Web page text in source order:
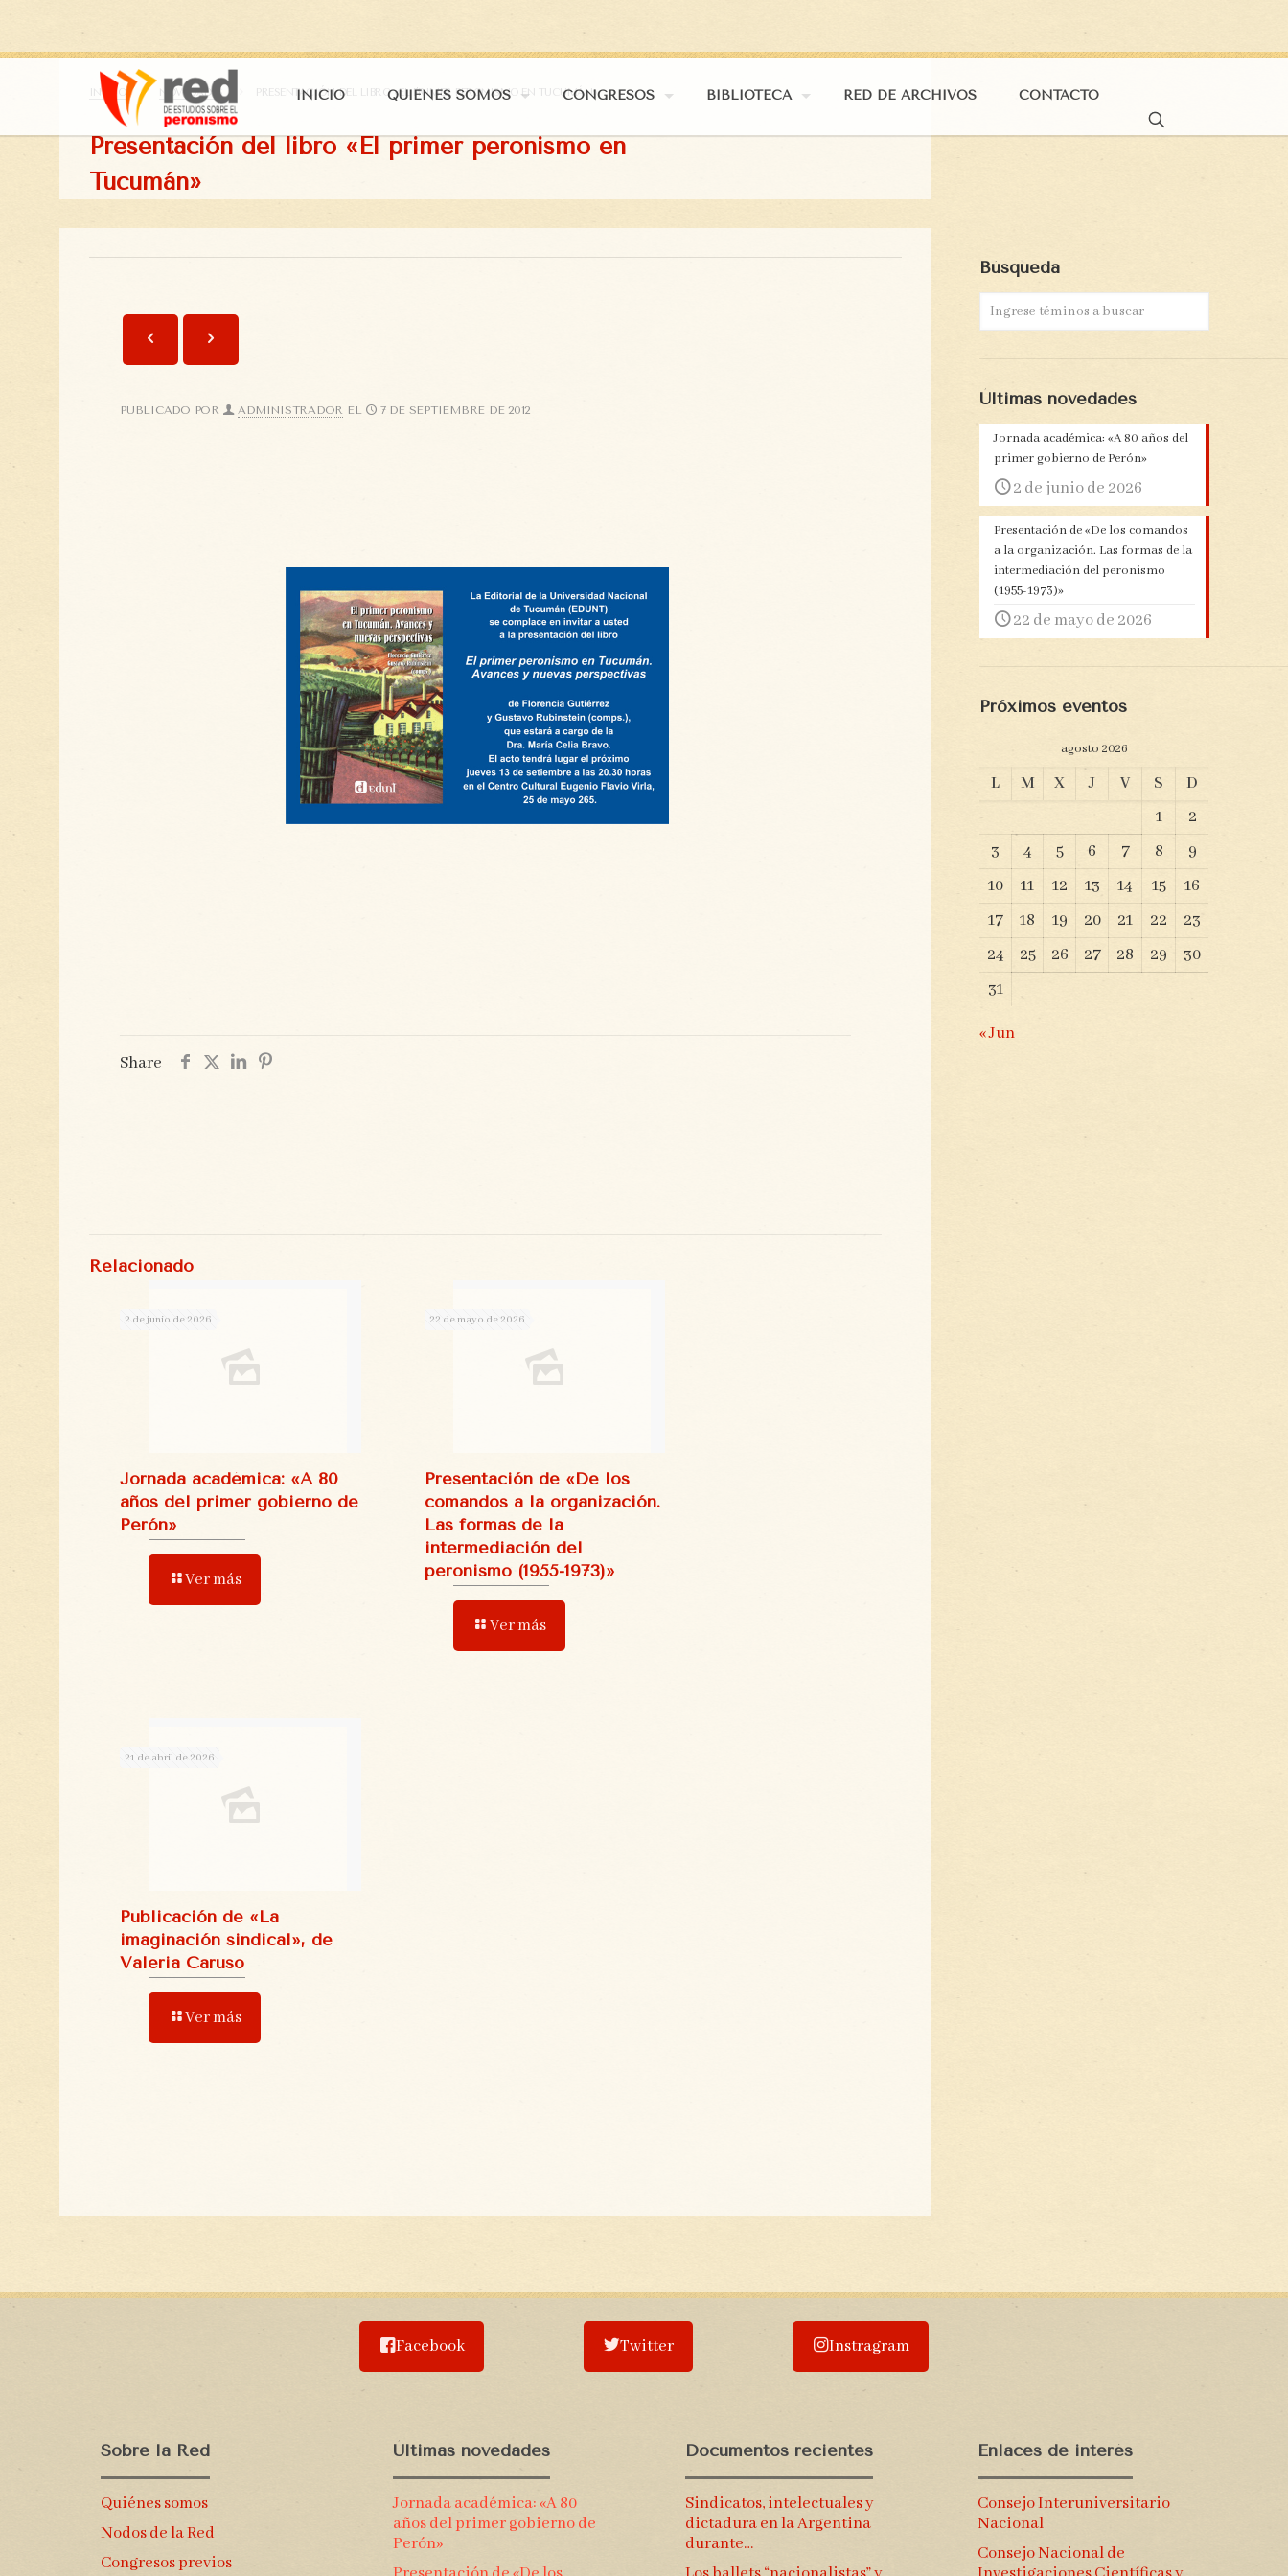
INICIO QUIÉNES SOMOS CONGRESOS BIBLIOTECA RED DE ARCHIVOS CONTACTO
Presentación del libro «El primer peronismo en
Tucumán»
INICIO NOVEDADES PRESENTACIÓN DEL LIBRO «EL PRIMER PERONISMO EN TUCUMÁN»
PUBLICADO POR ADMINISTRADOR EL 7 DE SEPTIEMBRE DE 2012
Share
Relacionado
2 de junio de 2026
Jornada académica: «A 80
años del primer gobierno de
Perón»
Ver más
22 de mayo de 2026
Presentación de «De los
comandos a la organización.
Las formas de la
intermediación del
peronismo (1955-1973)»
Ver más
21 de abril de 2026
Publicación de «La
imaginación sindical», de
Valeria Caruso
Ver más
Búsqueda
Últimas novedades
Jornada académica: «A 80 años del
primer gobierno de Perón»
2 de junio de 2026
Presentación de «De los comandos
a la organización. Las formas de la
intermediación del peronismo
(1955-1973)»
22 de mayo de 2026
Próximos eventos
agosto 2026
L M X J V S
D
1
2
3
4 5 6 7 8
9
10
11 12 13 14 15
16
17
18 19 20 21 22
23
24
25 26 27 28 29
30
31
« Jun
Facebook Twitter Instragram
Sobre la Red
Quiénes somos
Nodos de la Red
Congresos previos
Últimas novedades
Jornada académica: «A 80
años del primer gobierno de
Perón»
Documentos recientes
Sindicatos, intelectuales y
dictadura en la Argentina
durante…
Enlaces de interés
Consejo Interuniversitario
Nacional
Consejo Nacional de